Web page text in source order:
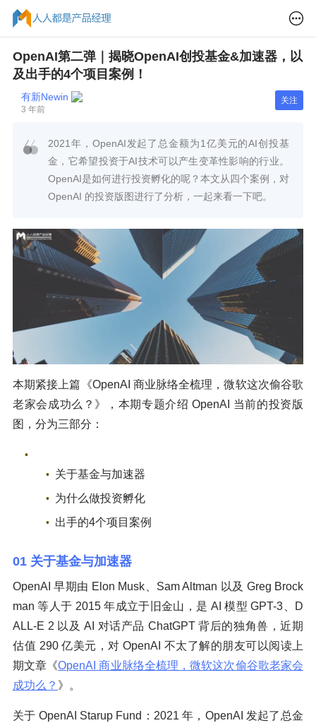
OpenAI第二弹｜揭晓OpenAI创投基金&加速器，以
及出手的4个项目案例！
有新Newin
3 年前
关注
2021年，OpenAI发起了总金额为1亿美元的AI创投基
金，它希望投资于AI技术可以产生变革性影响的行业。
OpenAI是如何进行投资孵化的呢？本文从四个案例，对
OpenAI 的投资版图进行了分析，一起来看一下吧。
本期紧接上篇《OpenAI 商业脉络全梳理，微软这次偷谷歌
老家会成功么？》，本期专题介绍 OpenAI 当前的投资版
图，分为三部分：
关于基金与加速器
为什么做投资孵化
出手的4个项目案例
01 关于基金与加速器
OpenAI 早期由 Elon Musk、Sam Altman 以及 Greg Brock
man 等人于 2015 年成立于旧金山，是 AI 模型 GPT-3、D
ALL-E 2 以及 AI 对话产品 ChatGPT 背后的独角兽，近期
估值 290 亿美元，对 OpenAI 不太了解的朋友可以阅读上
期文章《OpenAI 商业脉络全梳理，微软这次偷谷歌老家会
成功么？ 》。
关于 OpenAI Starup Fund：2021 年，OpenAI 发起了总金